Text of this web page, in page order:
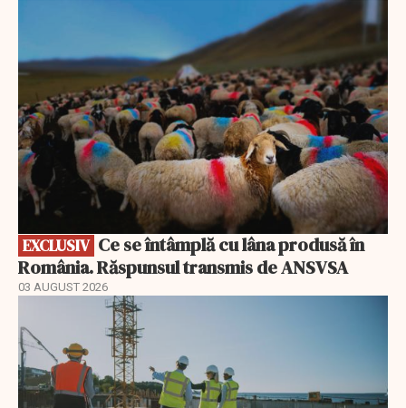
EXCLUSIV
România. Răspunsul transmis de ANSVSA
03 AUGUST 2026